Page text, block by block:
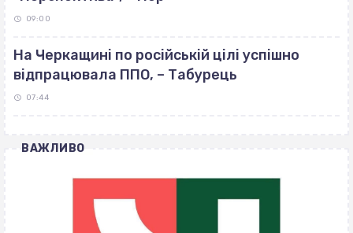
09:00
На Черкащині по російській цілі успішно
відпрацювала ППО, – Табурець
07:44
ВАЖЛИВО